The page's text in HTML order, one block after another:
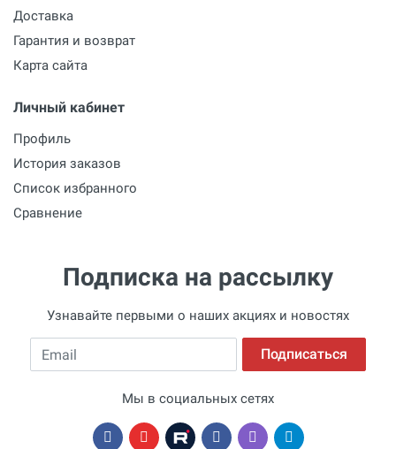
Доставка
Гарантия и возврат
Карта сайта
Личный кабинет
Профиль
История заказов
Список избранного
Сравнение
Подписка на рассылку
Узнавайте первыми о наших акциях и новостях
Email Подписаться
Мы в социальных сетях